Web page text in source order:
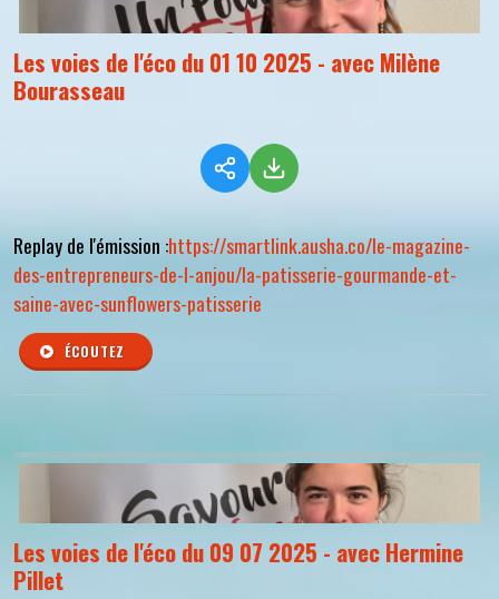
Les voies de l'éco du 01 10 2025 - avec Milène
Bourasseau
Replay de l'émission :https://smartlink.ausha.co/le-magazine-
des-entrepreneurs-de-l-anjou/la-patisserie-gourmande-et-
saine-avec-sunflowers-patisserie
ÉCOUTEZ
Les voies de l'éco du 09 07 2025 - avec Hermine
Pillet